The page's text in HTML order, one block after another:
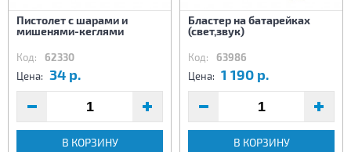
Пистолет с шарами и
мишенями-кеглями
Код: 62330
Цена: 34 р.
В КОРЗИНУ
Бластер на батарейках
(свет,звук)
Код: 63986
Цена: 1 190 р.
В КОРЗИНУ